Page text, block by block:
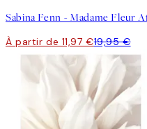
À partir de 11,97 €19,95 €